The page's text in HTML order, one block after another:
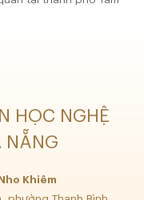
HỌC NGHỆ
NẴNG
Khiêm